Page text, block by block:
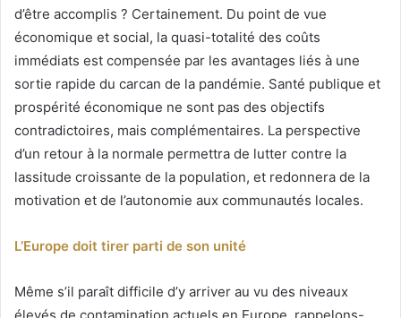
d’être accomplis ? Certainement. Du point de vue
économique et social, la quasi-totalité des coûts
immédiats est compensée par les avantages liés à une
sortie rapide du carcan de la pandémie. Santé publique et
prospérité économique ne sont pas des objectifs
contradictoires, mais complémentaires. La perspective
d’un retour à la normale permettra de lutter contre la
lassitude croissante de la population, et redonnera de la
motivation et de l’autonomie aux communautés locales.
L’Europe doit tirer parti de son unité
Même s’il paraît difficile d’y arriver au vu des niveaux